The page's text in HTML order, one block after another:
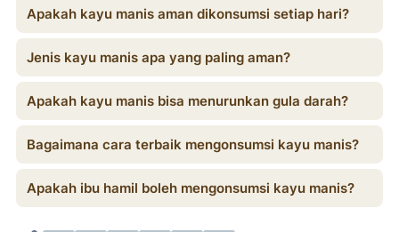
Apakah kayu manis aman dikonsumsi setiap hari?
Jenis kayu manis apa yang paling aman?
Apakah kayu manis bisa menurunkan gula darah?
Bagaimana cara terbaik mengonsumsi kayu manis?
Apakah ibu hamil boleh mengonsumsi kayu manis?